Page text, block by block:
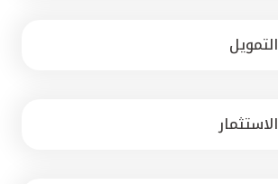
التمويل
الاستثمار